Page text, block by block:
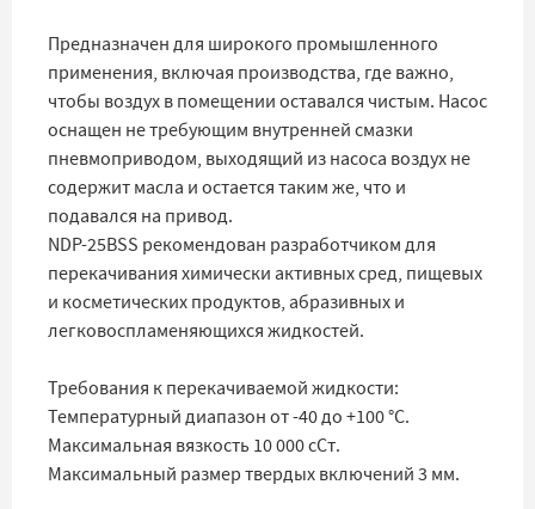
Предназначен для широкого промышленного
применения, включая производства, где важно,
чтобы воздух в помещении оставался чистым. Насос
оснащен не требующим внутренней смазки
пневмоприводом, выходящий из насоса воздух не
содержит масла и остается таким же, что и
подавался на привод.
NDP-25BSS рекомендован разработчиком для
перекачивания химически активных сред, пищевых
и косметических продуктов, абразивных и
легковоспламеняющихся жидкостей.
Требования к перекачиваемой жидкости:
Температурный диапазон от -40 до +100 °C.
Максимальная вязкость 10 000 сСт.
Максимальный размер твердых включений 3 мм.